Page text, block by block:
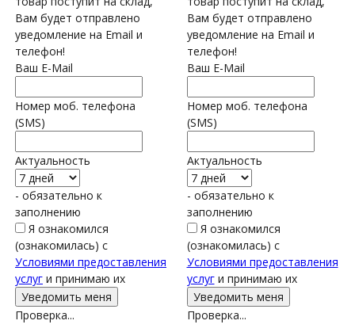
Вам будет отправлено
уведомление на Email и
телефон!
Ваш E-Mail
Номер моб. телефона
(SMS)
Актуальность
- обязательно к
заполнению
Я ознакомился
(ознакомилась) с
Условиями предоставления
услуг и принимаю их
Проверка...
Вам будет отправлено
уведомление на Email и
телефон!
Ваш E-Mail
Номер моб. телефона
(SMS)
Актуальность
- обязательно к
заполнению
Я ознакомился
(ознакомилась) с
Условиями предоставления
услуги принимаю их
Проверка...